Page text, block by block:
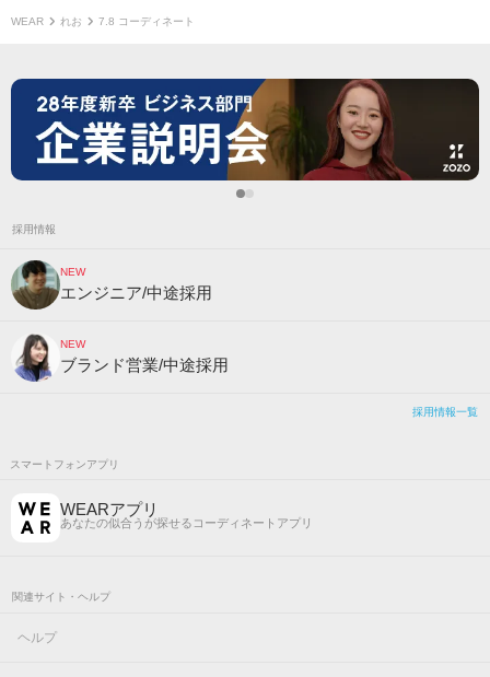
WEAR れお 7.8 コーディネート
採用情報
NEW
エンジニア/中途採用
NEW
ブランド営業/中途採用
採用情報一覧
スマートフォンアプリ
WEARアプリ
あなたの似合うが探せるコーディネートアプリ
関連サイト・ヘルプ
ヘルプ